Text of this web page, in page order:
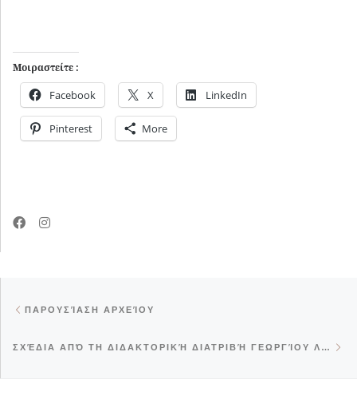
Μοιραστείτε :
Facebook X LinkedIn
Pinterest More
ΠΑΡΟΥΣΊΑΣΗ ΑΡΧΕΊΟΥ
ΣΧΈΔΙΑ ΑΠΌ ΤΗ ΔΙΔΑΚΤΟΡΙΚΉ ΔΙΑΤΡΙΒΉ ΓΕΩΡΓΊΟΥ ΛΑΜΠΆΚΗ